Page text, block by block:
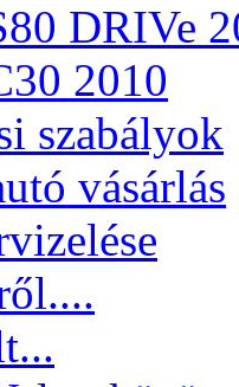
DRIVe
2010
szabályok
vásárlás